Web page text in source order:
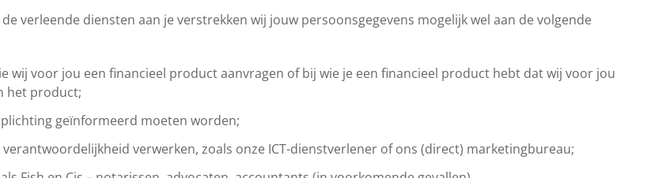
verleende diensten aan je verstrekken wij jouw persoonsgegevens mogelijk wel aan de volgende
wij voor jou een financieel product aanvragen of bij wie je een financieel product hebt dat wij voor jou
het product;
geïnformeerd moeten worden;
verwerken, zoals onze ICT-dienstverlener of ons (direct) marketingbureau;